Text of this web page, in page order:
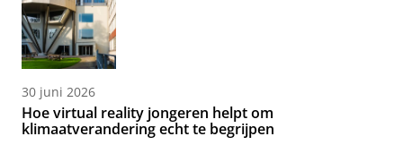
30 juni 2026
Hoe virtual reality jongeren helpt om
klimaatverandering echt te begrijpen